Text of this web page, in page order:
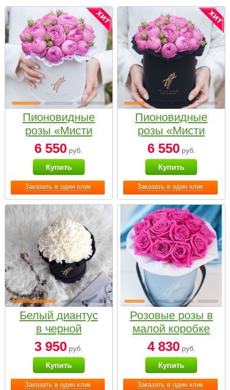
Заказать в один клик
Пионовидные
розы «Мисти
бабблс» в белой
коробке Small
6 550 руб.
Купить
Заказать в один клик
Пионовидные
розы «Мисти
бабблс» в
черной коробке
Small
6 550руб.
Купить
Заказать в один клик
Белый диантус
в черной
коробке Small
3 950 руб.
Купить
Заказать в один клик
Розовые розы в
малой коробке
4 830руб.
Купить